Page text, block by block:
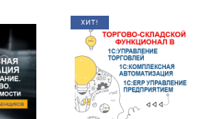
ХИТ!